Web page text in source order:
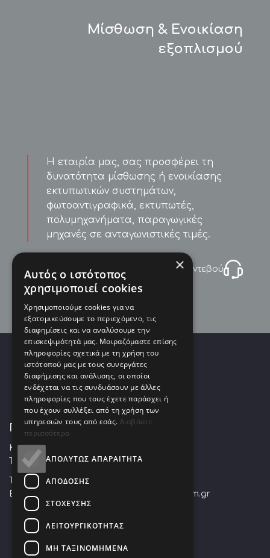
Μίσθωση & Ενοικίαση
εξοπλισμού
Η εταιρία μας, σας προσφέρει τη
δυνατότητα μίσθωσης ή ενοικίασης
εκτυπωτικών συστημάτων,
φωτοαντιγραφικά, εκτυπωτές,
πολυμηχανήματα, παραγωγικές
μηχανές σε ανταγωνιστικές τιμές.
Καλέστε μας για ραντεβού
ΠΟΥΛΙΑΡΕΚΟΣ ΧΡΗΣΤΟΣ Α.Ε.
Κουρτίδου 28 Αθήνα, Αθήνα 10445,
Τρεις Γέφυρες Αττικής
Τ: +30 2108822531| F:
E:
info@fotocopy.com.gr www.fotocopy.com.gr
×
Αυτός ο ιστότοπος
χρησιμοποιεί cookies
Χρησιμοποιούμε cookies για να
εξατομικεύσουμε το περιεχόμενο, τις
διαφημίσεις και να αναλύσουμε την
επισκεψιμότητά μας. Μοιραζόμαστε επίσης
πληροφορίες σχετικά με τη χρήση του
ιστότοπού μας με τους συνεργάτες
διαφήμισης και ανάλυσης, οι οποίοι
ενδέχεται να τις συνδυάσουν με άλλες
πληροφορίες που τους έχετε παράσχει ή
που έχουν συλλέξει από τη χρήση των
υπηρεσιών τους από εσάς. Διαβάστε
περισσότερα
ΑΠΟΛΎΤΩΣ ΑΠΑΡΑΊΤΗΤΑ
ΑΠΌΔΟΣΗΣ
ΣΤΌΧΕΥΣΗΣ
ΛΕΙΤΟΥΡΓΙΚΌΤΗΤΑΣ
ΜΗ ΤΑΞΙΝΟΜΗΜΈΝΑ